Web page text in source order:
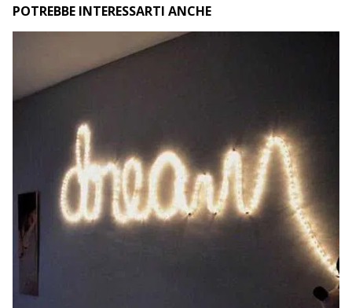
POTREBBE INTERESSARTI ANCHE